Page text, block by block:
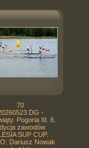
70
DG -
Pogoria III. 6.
zawodów
SUP CUP.
Dariusz Nowak